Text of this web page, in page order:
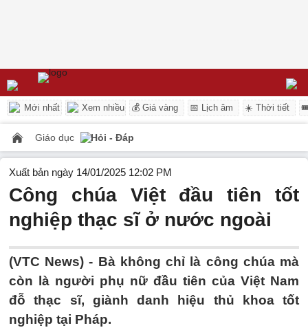
Mới nhất Xem nhiều 💰 Giá vàng 📅 Lịch âm ☀️ Thời tiết
Giáo dục Hỏi - Đáp
Xuất bản ngày 14/01/2025 12:02 PM
Công chúa Việt đầu tiên tốt
nghiệp thạc sĩ ở nước ngoài
(VTC News) - Bà không chỉ là công chúa mà
còn là người phụ nữ đầu tiên của Việt Nam
đỗ thạc sĩ, giành danh hiệu thủ khoa tốt
nghiệp tại Pháp.